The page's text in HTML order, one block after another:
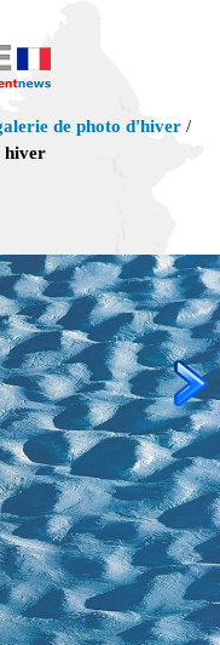
de photo d'hiver /
hiver